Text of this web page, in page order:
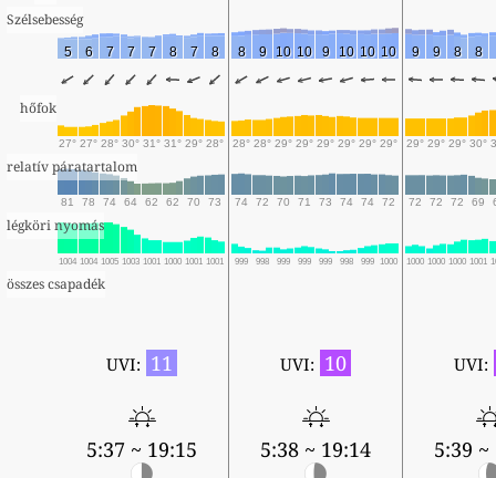
Szélsebesség
5 6 7 7 7 8 7 8 8 9 10 10 9 10 10 10 9 9 8 8
hőfok
27° 27° 28° 30° 31° 31° 29° 28° 28° 28° 29° 29° 29° 29° 29° 29° 29° 29° 29° 30°
relatív páratartalom
81 78 74 64 62 62 70 73 74 72 70 71 73 74 74 72 72 72 72 69
légköri nyomás
1004 1004 1005 1003 1001 1000 1001 1001 999 998 999 999 999 998 999 1000 1000 1000 1000 1001
összes csapadék
UVI: 11
5:37 ~ 19:15
UVI: 10
5:38 ~ 19:14
UVI:
5:39 ~